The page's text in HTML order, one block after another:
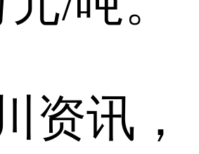
资讯，